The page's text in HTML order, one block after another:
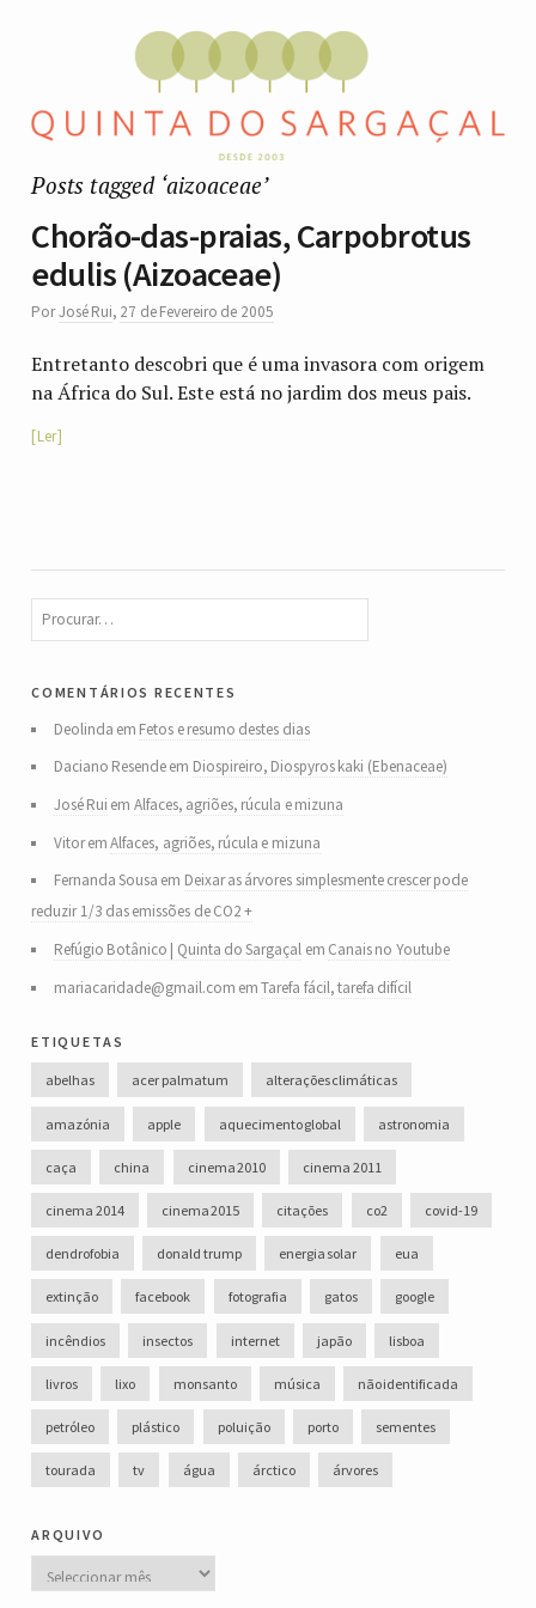
Posts tagged ‘aizoaceae’
Chorão-das-praias, Carpobrotus
edulis (Aizoaceae)
PorJosé Rui, 27 de Fevereiro de 2005
Entretanto descobri que é uma invasora com origem
na África do Sul. Este está no jardim dos meus pais.
Ler
comentários recentes
Deolinda em Fetos e resumo destes dias
Daciano Resendeem Diospireiro, Diospyros kaki (Ebenaceae)
José Rui em Alfaces, agriões, rúcula e mizuna
VitoremAlfaces, agriões, rúcula e mizuna
Fernanda Sousa em Deixar as árvores simplesmente crescer pode
reduzir 1/3 das emissões de CO2 +
Refúgio Botânico | Quinta do Sargaçal em Canais no Youtube
mariacaridade@gmail.com emTarefa fácil, tarefa difícil
etiquetas
abelhas acer palmatum alterações climáticas
amazónia apple aquecimento global astronomia
caça china cinema 2010 cinema 2011
cinema 2014 cinema 2015 citações co2 covid-19
dendrofobia donald trump energia solar eua
extinção facebook fotografia gatos google
incêndios insectos internet japão lisboa
livros lixo monsanto música não identificada
petróleo plástico poluição porto sementes
tourada tv água árctico árvores
arquivo